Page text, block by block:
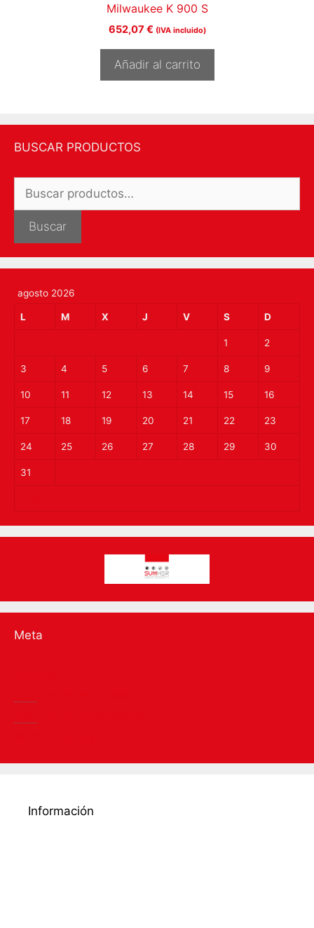
Milwaukee K 900 S
652,07 € (IVA incluido)
Añadir al carrito
BUSCAR PRODUCTOS
por:
Buscar
agosto 2026
L M X J V S D
1 2
3 4 5 6 7 8 9
10 11 12 13 14 15 16
17 18 19 20 21 22 23
24 25 26 27 28 29 30
31
Meta
Información